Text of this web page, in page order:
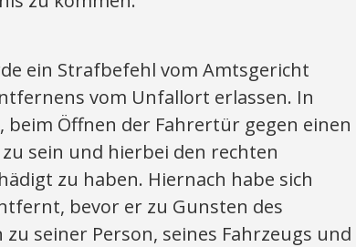
ein Strafbefehl vom Amtsgericht
vom Unfallort erlassen. In
Öffnen der Fahrertür gegen einen
sein und hierbei den rechten
zu haben. Hiernach habe sich
bevor er zu Gunsten des
seiner Person, seines Fahrzeugs und